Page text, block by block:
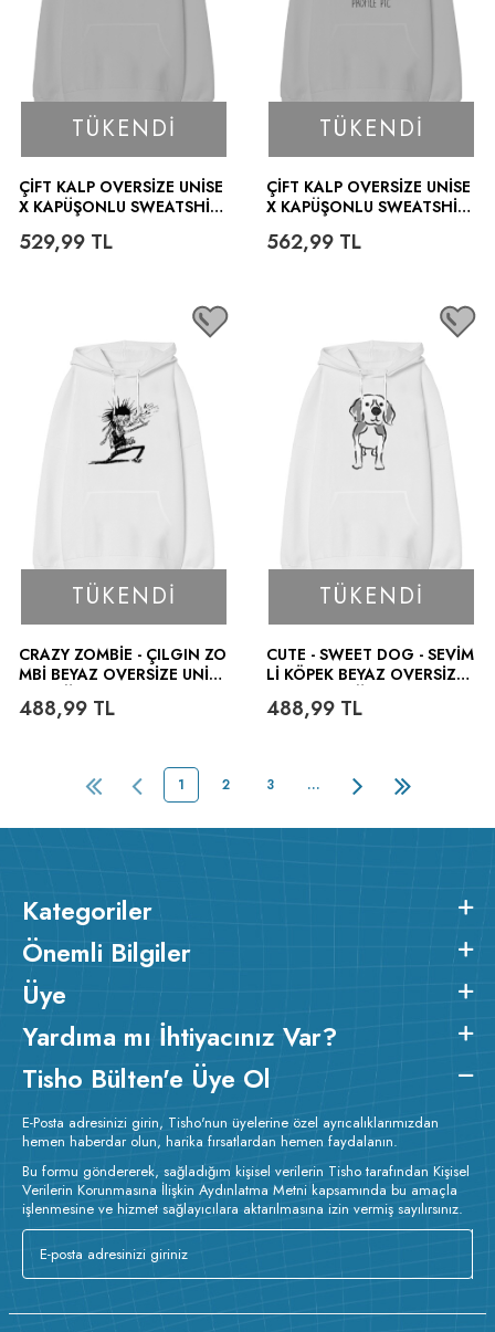
TÜKENDI
ÇİFT KALP OVERSIZE UNISE
X KAPÜŞONLU SWEATSHIR
529,99 TL
TÜKENDI
ÇİFT KALP OVERSIZE UNISE
X KAPÜŞONLU SWEATSHIR
562,99 TL
TÜKENDI
CRAZY ZOMBIE - ÇILGIN ZO
MBI BEYAZ OVERSIZE UNISE
T
488,99 TL
TÜKENDI
CUTE - SWEET DOG - SEVIM
LI KÖPEK BEYAZ OVERSIZE
SHIRT
488,99 TL
1 2 3 …
Kategoriler
Önemli Bilgiler
Üye
Yardıma mı İhtiyacınız Var?
Tisho Bülten'e Üye Ol
E-Posta adresinizi girin, Tisho'nun üyelerine özel ayrıcalıklarımızdan
hemen haberdar olun, harika fırsatlardan hemen faydalanın.
Bu formu göndererek, sağladığım kişisel verilerin Tisho tarafından Kişisel
Verilerin Korunmasına İlişkin Aydınlatma Metni kapsamında bu amaçla
işlenmesine ve hizmet sağlayıcılara aktarılmasına izin vermiş sayılırsınız.